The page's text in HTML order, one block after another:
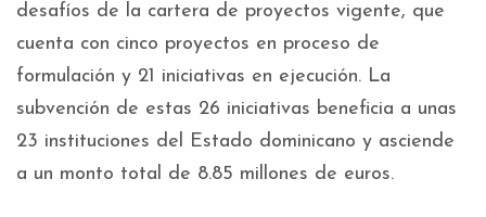
desafíos de la cartera de proyectos vigente, que
cuenta con cinco proyectos en proceso de
formulación y 21 iniciativas en ejecución. La
subvención de estas 26 iniciativas beneficia a unas
23 instituciones del Estado dominicano y asciende
a un monto total de 8.85 millones de euros.